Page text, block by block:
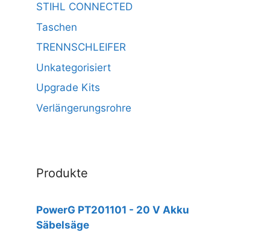
STIHL CONNECTED
Taschen
TRENNSCHLEIFER
Unkategorisiert
Upgrade Kits
Verlängerungsrohre
Produkte
PowerG PT201101 - 20 V Akku
Säbelsäge